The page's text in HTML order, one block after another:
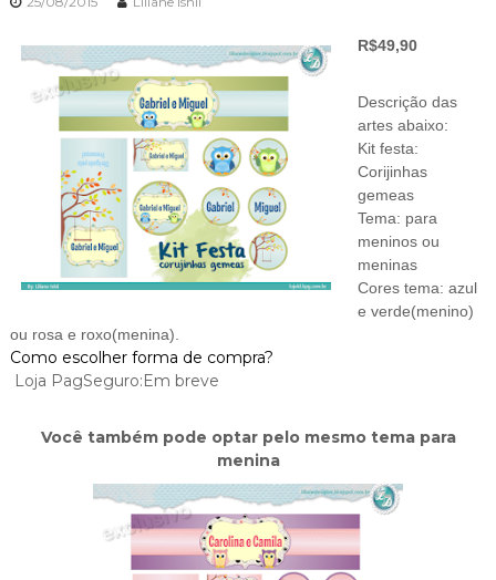
R$49,90
Descrição das
artes abaixo:
Kit festa:
Corijinhas
gemeas
Tema: para
meninos ou
meninas
Cores tema: azul
e verde(menino)
ou rosa e roxo(menina).
Como escolher forma de compra?
Loja PagSeguro:Em breve
Você também pode optar pelo mesmo tema para
menina